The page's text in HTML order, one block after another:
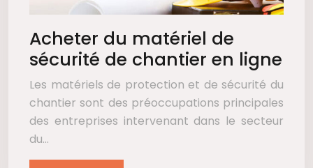
Acheter du matériel de
sécurité de chantier en ligne
Les matériels de protection et de sécurité du
chantier sont des préoccupations principales
des entreprises intervenant dans le secteur
du…